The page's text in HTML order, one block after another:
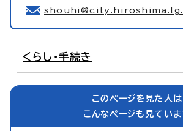
くらし・手続き
このページを見た人は
こんなページも見ていま